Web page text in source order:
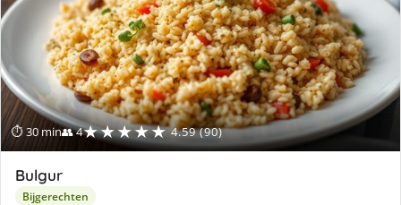
⏱ 30 min👥 4★★★★★ 4.59 (90)
Bulgur
Bijgerechten